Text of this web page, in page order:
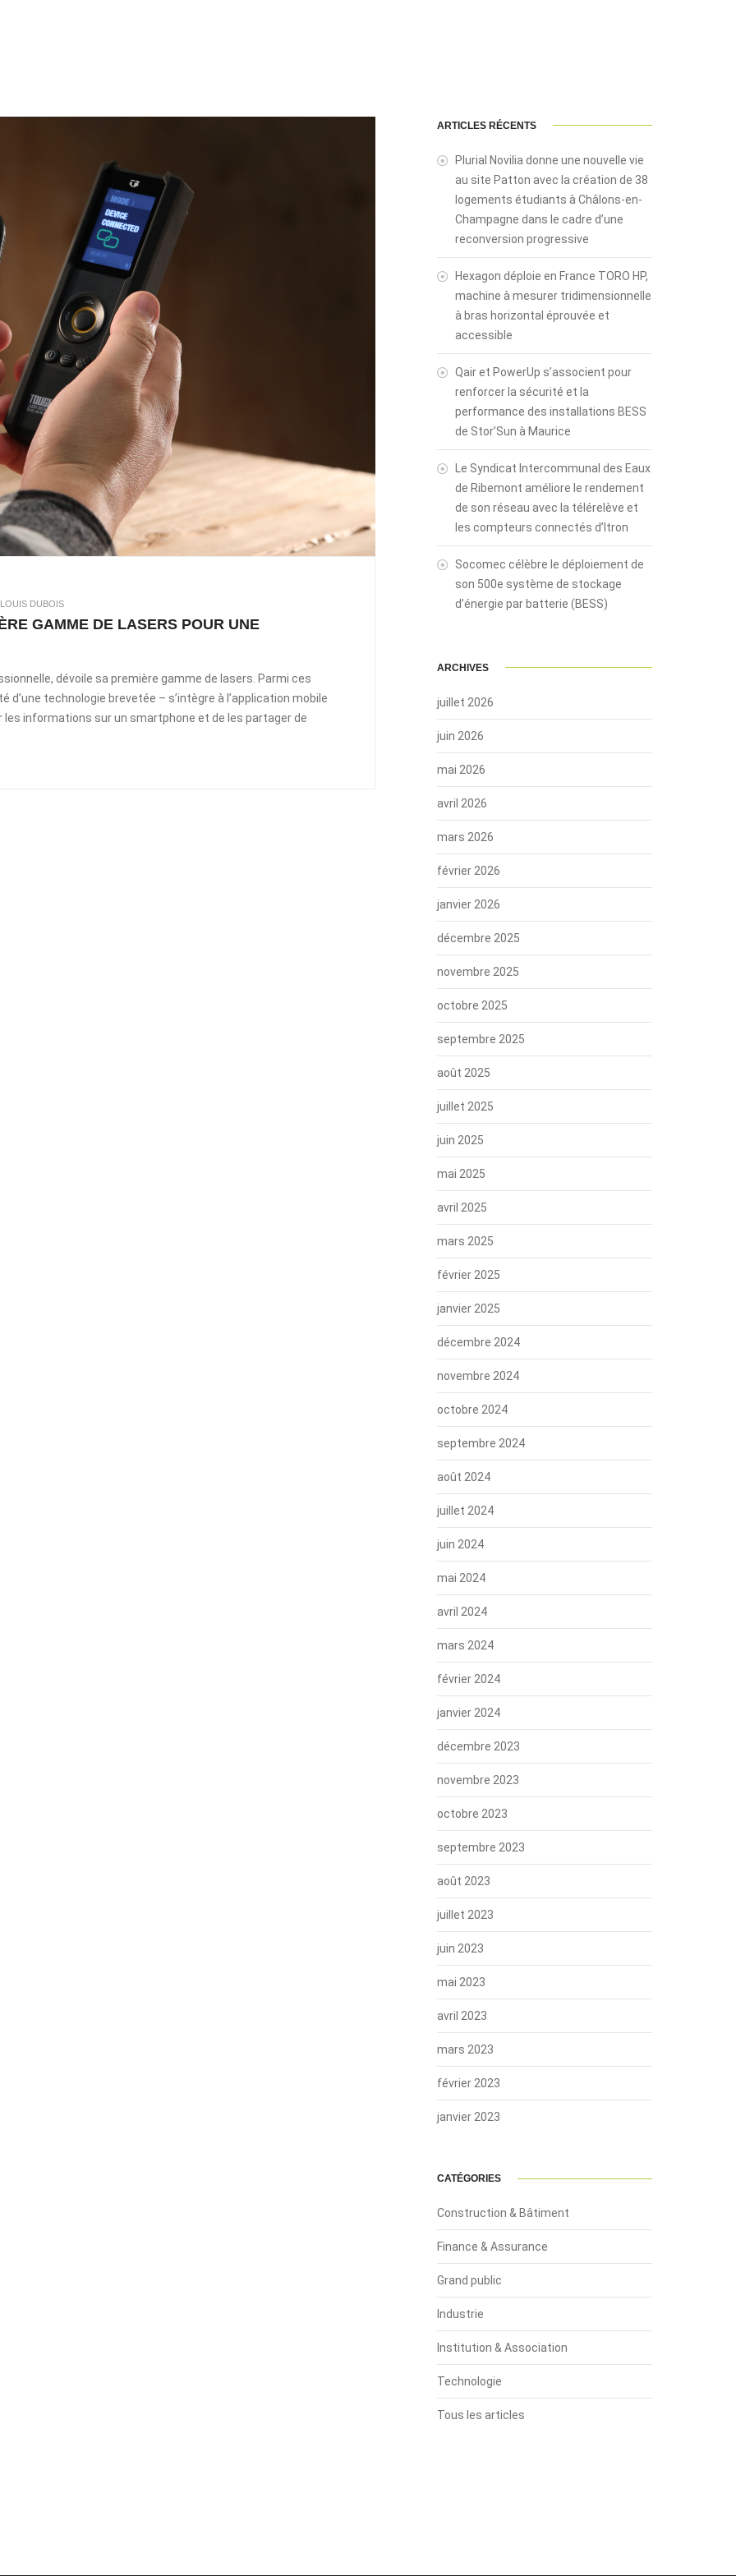
DUBOIS
GAMME DE LASERS POUR UNE
dévoile sa première gamme de lasers. Parmi ces
technologie brevetée – s’intègre à l’application mobile
informations sur un smartphone et de les partager de
ARTICLES RÉCENTS
Plurial Novilia donne une nouvelle vie
au site Patton avec la création de 38
logements étudiants à Châlons-en-
Champagne dans le cadre d’une
reconversion progressive
Hexagon déploie en France TORO HP,
machine à mesurer tridimensionnelle
à bras horizontal éprouvée et
accessible
Qair et PowerUp s’associent pour
renforcer la sécurité et la
performance des installations BESS
de Stor’Sun à Maurice
Le Syndicat Intercommunal des Eaux
de Ribemont améliore le rendement
de son réseau avec la télérelève et
les compteurs connectés d’Itron
Socomec célèbre le déploiement de
son 500e système de stockage
d’énergie par batterie (BESS)
ARCHIVES
juillet 2026
juin 2026
mai 2026
avril 2026
mars 2026
février 2026
janvier 2026
décembre 2025
novembre 2025
octobre 2025
septembre 2025
août 2025
juillet 2025
juin 2025
mai 2025
avril 2025
mars 2025
février 2025
janvier 2025
décembre 2024
novembre 2024
octobre 2024
septembre 2024
août 2024
juillet 2024
juin 2024
mai 2024
avril 2024
mars 2024
février 2024
janvier 2024
décembre 2023
novembre 2023
octobre 2023
septembre 2023
août 2023
juillet 2023
juin 2023
mai 2023
avril 2023
mars 2023
février 2023
janvier 2023
CATÉGORIES
Construction & Bâtiment
Finance & Assurance
Grand public
Industrie
Institution & Association
Technologie
Tous les articles